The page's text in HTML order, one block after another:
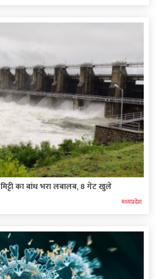
का बांध भरा लबालब, 8 गेट खुले
मध्‍यप्रदेश